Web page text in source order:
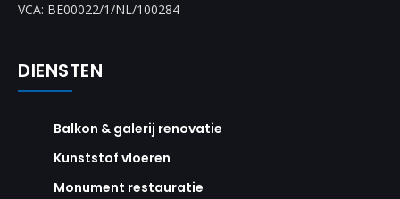
VCA: BE00022/1/NL/100284
DIENSTEN
Balkon & galerij renovatie
Kunststof vloeren
Monument restauratie